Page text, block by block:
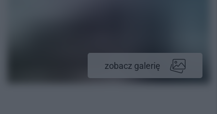
zobacz galerię